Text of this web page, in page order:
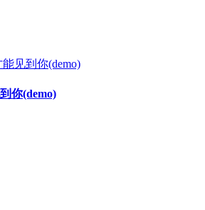
你(demo)